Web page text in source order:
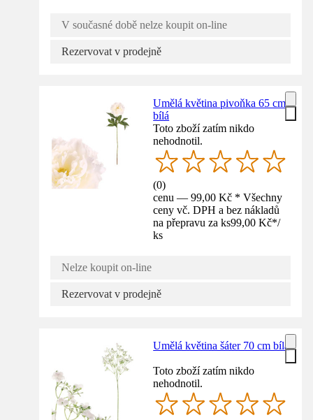
V současné době nelze koupit on-line
Rezervovat v prodejně
Umělá květina pivoňka 65 cm
bílá
Toto zboží zatím nikdo
nehodnotil.
(0)
cenu — 99,00 Kč * Všechny
ceny vč. DPH a bez nákladů
na přepravu za ks99,00 Kč*/
ks
Nelze koupit on-line
Rezervovat v prodejně
Umělá květina šáter 70 cm bílá
Toto zboží zatím nikdo
nehodnotil.